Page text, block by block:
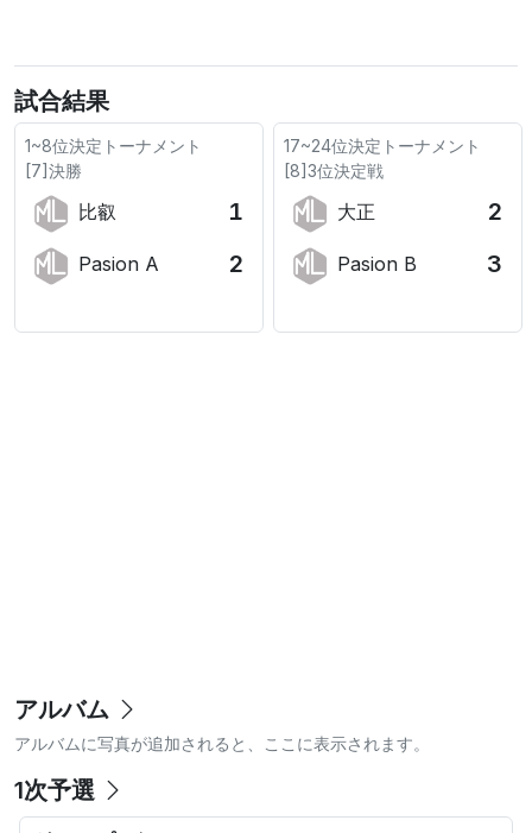
試合結果
1~8位決定トーナメント
[7]決勝
比叡 1
Pasion A 2
17~24位決定トーナメント
[8]3位決定戦
大正 2
Pasion B 3
アルバム
アルバムに写真が追加されると、ここに表示されます。
1次予選